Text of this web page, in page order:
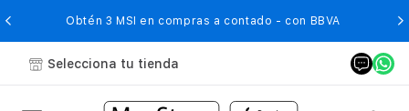
Obtén 3 MSI en compras a contado - con BBVA
Selecciona tu tienda